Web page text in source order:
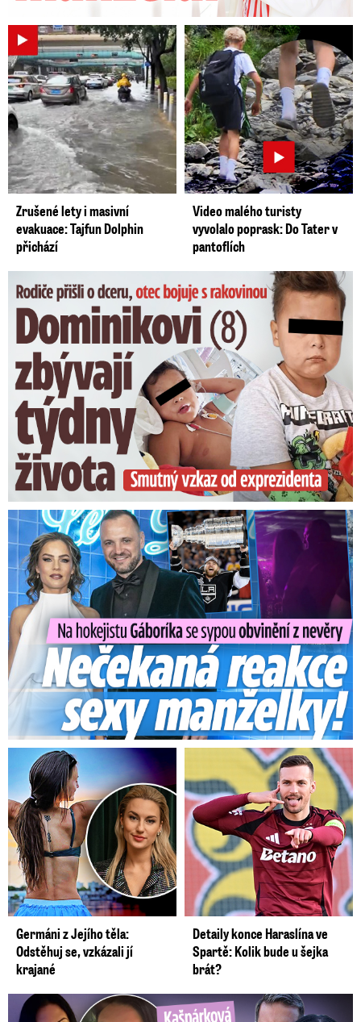
Zrušené lety i masivní
evakuace: Tajfun Dolphin
přichází
Video malého turisty
vyvolalo poprask: Do Tater v
pantoflích
Dominikovi (8) zbývají týdny života: Vzkaz od exprezidenta
Na Gáboríka se sypou obvinění z nevěry: Reakce manželky!
Germáni z Jejího těla:
Odstěhuj se, vzkázali jí
krajané
Detaily konce Haraslína ve
Spartě: Kolik bude u šejka
brát?
Kašpárková o milence svého ex Radka: Kopie z Wishe!